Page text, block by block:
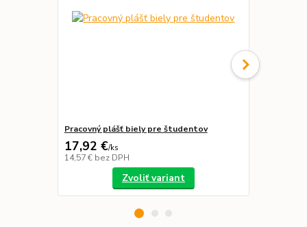
Pracovný plášť biely pre študentov
17,92 €/ks
14,57 € bez DPH
Zvoliť variant